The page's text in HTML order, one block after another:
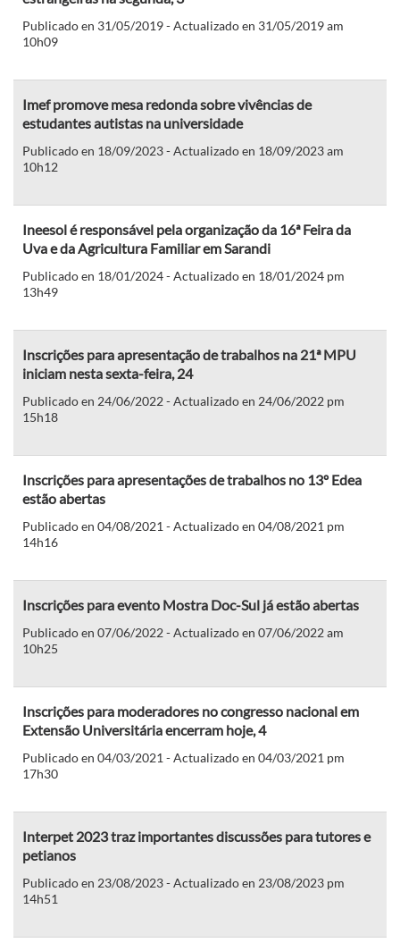
Publicado en 31/05/2019 - Actualizado en 31/05/2019 am
10h09
Imef promove mesa redonda sobre vivências de
estudantes autistas na universidade
Publicado en 18/09/2023 - Actualizado en 18/09/2023 am
10h12
Ineesol é responsável pela organização da 16ª Feira da
Uva e da Agricultura Familiar em Sarandi
Publicado en 18/01/2024 - Actualizado en 18/01/2024 pm
13h49
Inscrições para apresentação de trabalhos na 21ª MPU
iniciam nesta sexta-feira, 24
Publicado en 24/06/2022 - Actualizado en 24/06/2022 pm
15h18
Inscrições para apresentações de trabalhos no 13º Edea
estão abertas
Publicado en 04/08/2021 - Actualizado en 04/08/2021 pm
14h16
Inscrições para evento Mostra Doc-Sul já estão abertas
Publicado en 07/06/2022 - Actualizado en 07/06/2022 am
10h25
Inscrições para moderadores no congresso nacional em
Extensão Universitária encerram hoje, 4
Publicado en 04/03/2021 - Actualizado en 04/03/2021 pm
17h30
Interpet 2023 traz importantes discussões para tutores e
petianos
Publicado en 23/08/2023 - Actualizado en 23/08/2023 pm
14h51